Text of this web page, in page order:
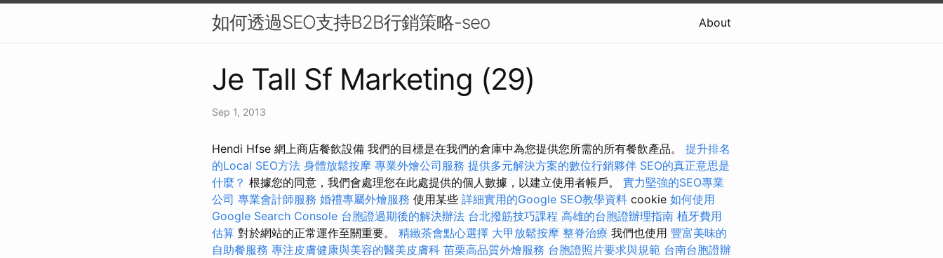
如何透過SEO支持B2B行銷策略-seo About
Je Tall Sf Marketing (29)
Sep 1, 2013
Hendi Hfse 網上商店餐飲設備 我們的目標是在我們的倉庫中為您提供您所需的所有餐飲產品。 提升排名
的Local SEO方法 身體放鬆按摩 專業外燴公司服務 提供多元解決方案的數位行銷夥伴 SEO的真正意思是
什麼？ 根據您的同意，我們會處理您在此處提供的個人數據，以建立使用者帳戶。 實力堅強的SEO專業
公司 專業會計師服務 婚禮專屬外燴服務 使用某些 詳細實用的Google SEO教學資料 cookie 如何使用
Google Search Console 台胞證過期後的解決辦法 台北撥筋技巧課程 高雄的台胞證辦理指南 植牙費用
估算 對於網站的正常運作至關重要。 精緻茶會點心選擇 大甲放鬆按摩 整脊治療 我們也使用 豐富美味的
自助餐服務 專注皮膚健康與美容的醫美皮膚科 苗栗高品質外燴服務 台胞證照片要求與規範 台南台胞證辦